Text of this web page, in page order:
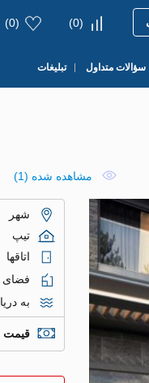
(
0
)
(
0
)
سؤالات متداول تبلیغات
مشاهده شده (1)
شهر
تیپ
اتاقها
فضای
به دریا
قیمت